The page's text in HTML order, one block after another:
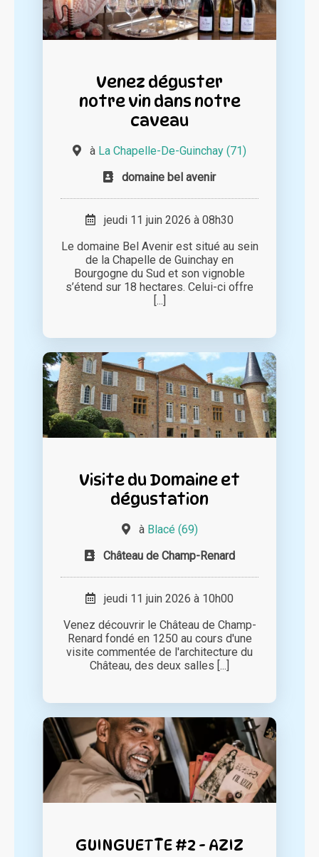
Venez déguster
notre vin dans notre
caveau
à La Chapelle-De-Guinchay (71)
domaine bel avenir
jeudi 11 juin 2026 à 08h30
Le domaine Bel Avenir est situé au sein
de la Chapelle de Guinchay en
Bourgogne du Sud et son vignoble
s’étend sur 18 hectares. Celui-ci offre
[...]
Visite du Domaine et
dégustation
à Blacé (69)
Château de Champ-Renard
jeudi 11 juin 2026 à 10h00
Venez découvrir le Château de Champ-
Renard fondé en 1250 au cours d'une
visite commentée de l'architecture du
Château, des deux salles [...]
GUINGUETTE #2 - AZIZ